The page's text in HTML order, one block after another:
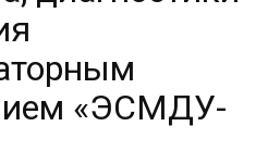
«ЭСМДУ-